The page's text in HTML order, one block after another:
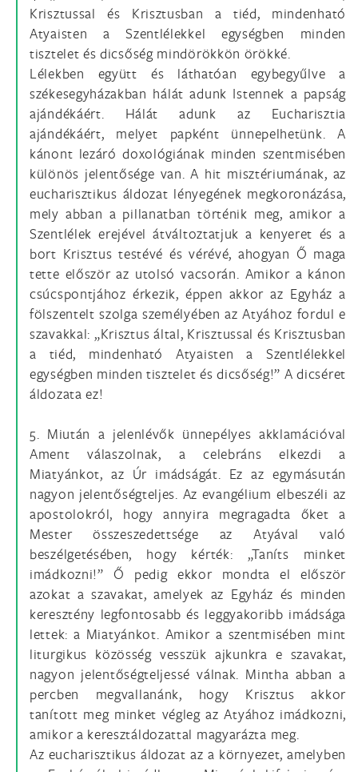
Krisztussal és Krisztusban a tiéd, mindenható
Atyaisten a Szentlélekkel egységben minden
tisztelet és dicsőség mindörökkön örökké.
Lélekben együtt és láthatóan egybegyűlve a
székesegyházakban hálát adunk Istennek a papság
ajándékáért. Hálát adunk az Eucharisztia
ajándékáért, melyet papként ünnepelhetünk. A
kánont lezáró doxológiának minden szentmisében
különös jelentősége van. A hit misztériumának, az
eucharisztikus áldozat lényegének megkoronázása,
mely abban a pillanatban történik meg, amikor a
Szentlélek erejével átváltoztatjuk a kenyeret és a
bort Krisztus testévé és vérévé, ahogyan Ő maga
tette először az utolsó vacsorán. Amikor a kánon
csúcspontjához érkezik, éppen akkor az Egyház a
fölszentelt szolga személyében az Atyához fordul e
szavakkal: „Krisztus által, Krisztussal és Krisztusban
a tiéd, mindenható Atyaisten a Szentlélekkel
egységben minden tisztelet és dicsőség!” A dicséret
áldozata ez!
5. Miután a jelenlévők ünnepélyes akklamációval
Ament válaszolnak, a celebráns elkezdi a
Miatyánkot, az Úr imádságát. Ez az egymásután
nagyon jelentőségteljes. Az evangélium elbeszéli az
apostolokról, hogy annyira megragadta őket a
Mester összeszedettsége az Atyával való
beszélgetésében, hogy kérték: „Taníts minket
imádkozni!” Ő pedig ekkor mondta el először
azokat a szavakat, amelyek az Egyház és minden
keresztény legfontosabb és leggyakoribb imádsága
lettek: a Miatyánkot. Amikor a szentmisében mint
liturgikus közösség vesszük ajkunkra e szavakat,
nagyon jelentőségteljessé válnak. Mintha abban a
percben megvallanánk, hogy Krisztus akkor
tanított meg minket végleg az Atyához imádkozni,
amikor a keresztáldozattal magyarázta meg.
Az eucharisztikus áldozat az a környezet, amelyben